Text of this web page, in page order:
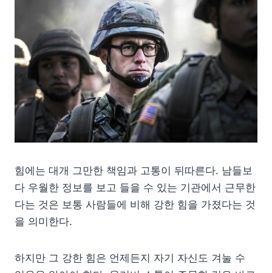
힘에는 대개 그만한 책임과 고통이 뒤따른다. 남들보
다 우월한 정보를 보고 들을 수 있는 기관에서 근무한
다는 것은 보통 사람들에 비해 강한 힘을 가졌다는 것
을 의미한다.
하지만 그 강한 힘은 언제든지 자기 자신도 겨눌 수